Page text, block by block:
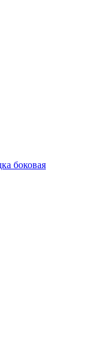
боковая